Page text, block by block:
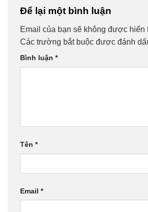
Để lại một bình luận
Email của bạn sẽ không được hiển
Các trường bắt buộc được đánh
Bình luận *
Tên *
Email *